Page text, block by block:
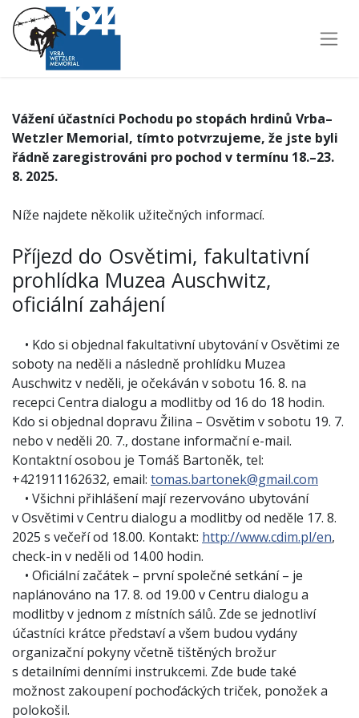
Vážení účastníci Pochodu po stopách hrdinů Vrba–
Wetzler Memorial, tímto potvrzujeme, že jste byli
řádně zaregistrováni pro pochod v termínu 18.–23.
8. 2025.
Níže najdete několik užitečných informací.
Příjezd do Osvětimi, fakultativní
prohlídka Muzea Auschwitz,
oficiální zahájení
• Kdo si objednal fakultativní ubytování v Osvětimi ze
soboty na neděli a následně prohlídku Muzea
Auschwitz v neděli, je očekáván v sobotu 16. 8. na
recepci Centra dialogu a modlitby od 16 do 18 hodin.
Kdo si objednal dopravu Žilina – Osvětim v sobotu 19. 7.
nebo v neděli 20. 7., dostane informační e-mail.
Kontaktní osobou je Tomáš Bartoněk, tel:
+421911162632, email: tomas.bartonek@gmail.com
• Všichni přihlášení mají rezervováno ubytování
v Osvětimi v Centru dialogu a modlitby od neděle 17. 8.
2025 s večeří od 18.00. Kontakt: http://www.cdim.pl/en,
check-in v neděli od 14.00 hodin.
• Oficiální začátek – první společné setkání – je
naplánováno na 17. 8. od 19.00 v Centru dialogu a
modlitby v jednom z místních sálů. Zde se jednotliví
účastníci krátce představí a všem budou vydány
organizační pokyny včetně tištěných brožur
s detailními denními instrukcemi. Zde bude také
možnost zakoupení pochoďáckých triček, ponožek a
polokošil.